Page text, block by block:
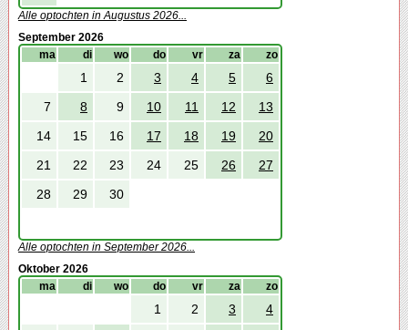
Alle optochten in Augustus 2026...
September 2026
ma
di wo do vr za zo
1 2 3 4 5
6
7
8 9 10 11 12
13
14
15 16 17 18 19
20
21
22 23 24 25 26
27
28
29 30
Alle optochten in September 2026...
Oktober 2026
ma
di wo do vr za zo
1 2 3
4